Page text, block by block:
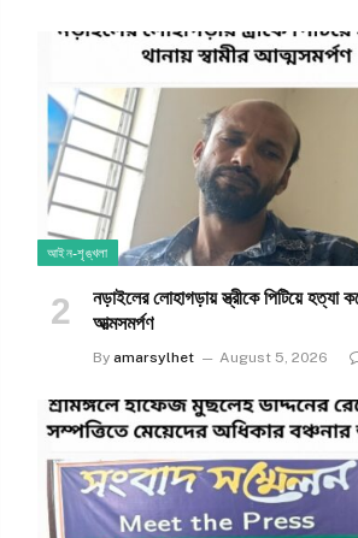
আইন-শৃঙ্খলা
নড়াইলের লোহাগড়ায় স্ত্রীকে পিটিয়ে হত্যা
আত্মসমর্পণ
By amarsylhet August 5, 2026